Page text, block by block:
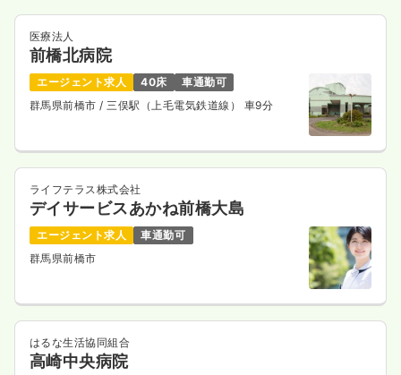
医療法人
前橋北病院
エージェント求人 40床
車通勤可
群馬県前橋市/ 三俣駅（上毛電気鉄道線） 車9分
ライフテラス株式会社
デイサービスあかね前橋大島
エージェント求人
車通勤可
群馬県前橋市
はるな生活協同組合
高崎中央病院